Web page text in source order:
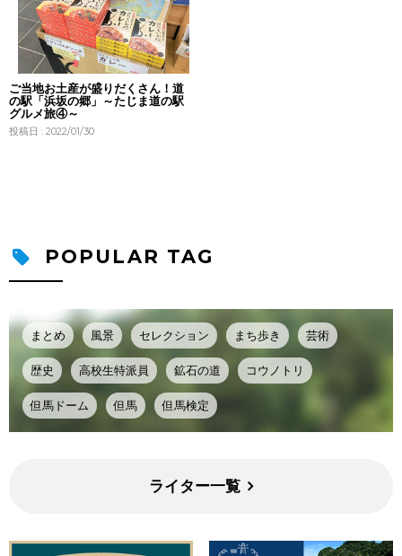
ご当地お土産が盛りだくさん！道
の駅「浜坂の郷」～たじま道の駅
グルメ旅④～
投稿日 : 2022/01/30
POPULAR TAG
まとめ 風景 セレクション まち歩き 芸術
歴史 高校生特派員 鉱石の道 コウノトリ
但馬ドーム 但馬 但馬検定
ライター一覧